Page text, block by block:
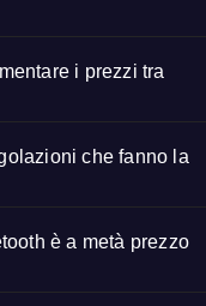
i prezzi tra
che fanno la
è a metà prezzo